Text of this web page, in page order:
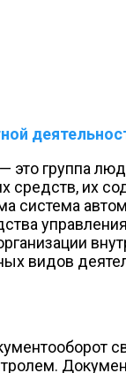
группа
средств, их
система
видов